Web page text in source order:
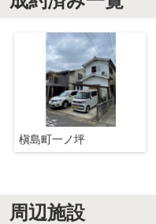
槇島町一ノ坪
周辺施設